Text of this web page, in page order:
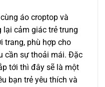
áo croptop và
lại cảm giác trẻ trung
trang, phù hợp cho
cần sự thoải mái. Đặc
tới thì đây sẽ là một
bạn trẻ yêu thích và